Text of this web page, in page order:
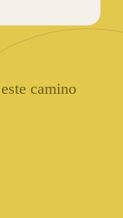
camino